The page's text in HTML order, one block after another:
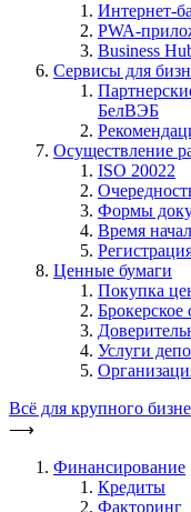
Интернет-
PWA-
Business
Сервисы для
БелВЭБ
Осуществление
ISO 20022
Формы
Время
Ценные бумаги
Покупка
Услуги
Всё для крупного
⟶
Финансирование
Кредиты
Факторинг